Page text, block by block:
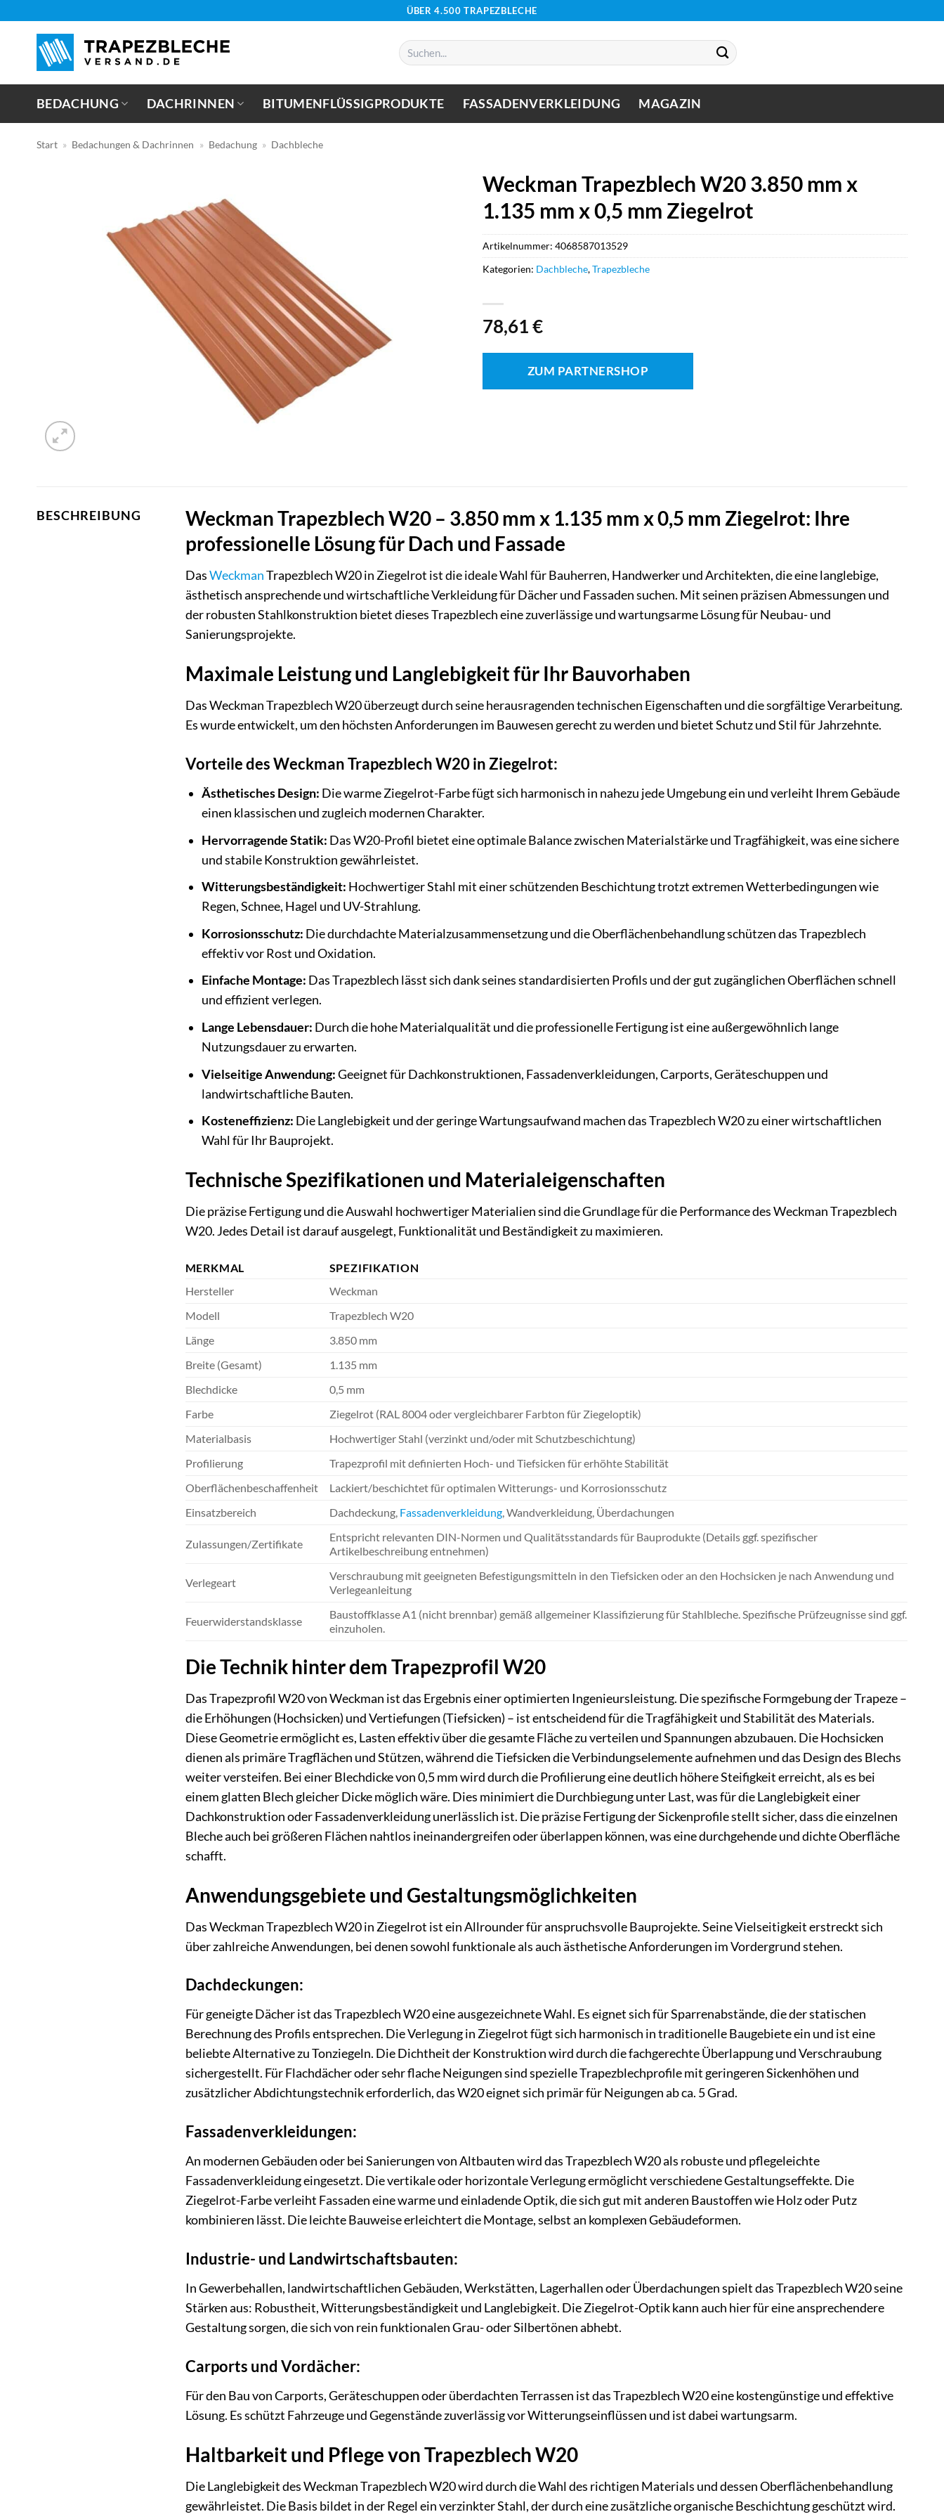
springen
ÜBER 4.500 TRAPEZBLECHE
Suchen
nach:
BEDACHUNG DACHRINNEN BITUMENFLÜSSIGPRODUKTE FASSADENVERKLEIDUNG MAGAZIN
Start » Bedachungen & Dachrinnen » Bedachung » Dachbleche
Weckman Trapezblech W20 3.850 mm x
1.135 mm x 0,5 mm Ziegelrot
78,61€
ZUM PARTNERSHOP
Artikelnummer: 4068587013529
Kategorien: Dachbleche,Trapezbleche
BESCHREIBUNG
Weckman Trapezblech W20 – 3.850 mm x 1.135 mm x 0,5 mm Ziegelrot: Ihre
professionelle Lösung für Dach und Fassade
DasWeckmanTrapezblech W20 in Ziegelrot ist die ideale Wahl für Bauherren, Handwerker und Architekten, die eine langlebige,
ästhetisch ansprechende und wirtschaftliche Verkleidung für Dächer und Fassaden suchen. Mit seinen präzisen Abmessungen und
der robusten Stahlkonstruktion bietet dieses Trapezblech eine zuverlässige und wartungsarme Lösung für Neubau- und
Sanierungsprojekte.
Maximale Leistung und Langlebigkeit für Ihr Bauvorhaben
Das Weckman Trapezblech W20 überzeugt durch seine herausragenden technischen Eigenschaften und die sorgfältige Verarbeitung.
Es wurde entwickelt, um den höchsten Anforderungen im Bauwesen gerecht zu werden und bietet Schutz und Stil für Jahrzehnte.
Vorteile des Weckman Trapezblech W20 in Ziegelrot:
Ästhetisches Design: Die warme Ziegelrot-Farbe fügt sich harmonisch in nahezu jede Umgebung ein und verleiht Ihrem Gebäude
einen klassischen und zugleich modernen Charakter.
Hervorragende Statik: Das W20-Profil bietet eine optimale Balance zwischen Materialstärke und Tragfähigkeit, was eine sichere
und stabile Konstruktion gewährleistet.
Witterungsbeständigkeit: Hochwertiger Stahl mit einer schützenden Beschichtung trotzt extremen Wetterbedingungen wie
Regen, Schnee, Hagel und UV-Strahlung.
Korrosionsschutz: Die durchdachte Materialzusammensetzung und die Oberflächenbehandlung schützen das Trapezblech
effektiv vor Rost und Oxidation.
Einfache Montage: Das Trapezblech lässt sich dank seines standardisierten Profils und der gut zugänglichen Oberflächen schnell
und effizient verlegen.
Lange Lebensdauer: Durch die hohe Materialqualität und die professionelle Fertigung ist eine außergewöhnlich lange
Nutzungsdauer zu erwarten.
Vielseitige Anwendung:Geeignet für Dachkonstruktionen, Fassadenverkleidungen, Carports, Geräteschuppen und
landwirtschaftliche Bauten.
Kosteneffizienz: Die Langlebigkeit und der geringe Wartungsaufwand machen das Trapezblech W20 zu einer wirtschaftlichen
Wahl für Ihr Bauprojekt.
Technische Spezifikationen und Materialeigenschaften
Die präzise Fertigung und die Auswahl hochwertiger Materialien sind die Grundlage für die Performance des Weckman Trapezblech
W20. Jedes Detail ist darauf ausgelegt, Funktionalität und Beständigkeit zu maximieren.
MERKMAL
SPEZIFIKATION
Hersteller
Weckman
Modell
Trapezblech W20
Länge
3.850 mm
Breite (Gesamt)
1.135 mm
Blechdicke
0,5 mm
Farbe
Ziegelrot (RAL 8004 oder vergleichbarer Farbton für Ziegeloptik)
Materialbasis
Hochwertiger Stahl (verzinkt und/oder mit Schutzbeschichtung)
Profilierung
Trapezprofil mit definierten Hoch- und Tiefsicken für erhöhte Stabilität
Oberflächenbeschaffenheit
Lackiert/beschichtet für optimalen Witterungs- und Korrosionsschutz
Einsatzbereich
Dachdeckung, Fassadenverkleidung, Wandverkleidung, Überdachungen
Zulassungen/Zertifikate
Entspricht relevanten DIN-Normen und Qualitätsstandards für Bauprodukte (Details ggf. spezifischer
Artikelbeschreibung entnehmen)
Verlegeart
Verschraubung mit geeigneten Befestigungsmitteln in den Tiefsicken oder an den Hochsicken je nach Anwendung und
Verlegeanleitung
Feuerwiderstandsklasse
Baustoffklasse A1 (nicht brennbar) gemäß allgemeiner Klassifizierung für Stahlbleche. Spezifische Prüfzeugnisse sind ggf.
einzuholen.
Die Technik hinter dem Trapezprofil W20
Das Trapezprofil W20 von Weckman ist das Ergebnis einer optimierten Ingenieursleistung. Die spezifische Formgebung der Trapeze –
die Erhöhungen (Hochsicken) und Vertiefungen (Tiefsicken) – ist entscheidend für die Tragfähigkeit und Stabilität des Materials.
Diese Geometrie ermöglicht es, Lasten effektiv über die gesamte Fläche zu verteilen und Spannungen abzubauen. Die Hochsicken
dienen als primäre Tragflächen und Stützen, während die Tiefsicken die Verbindungselemente aufnehmen und das Design des Blechs
weiter versteifen. Bei einer Blechdicke von 0,5 mm wird durch die Profilierung eine deutlich höhere Steifigkeit erreicht, als es bei
einem glatten Blech gleicher Dicke möglich wäre. Dies minimiert die Durchbiegung unter Last, was für die Langlebigkeit einer
Dachkonstruktion oder Fassadenverkleidung unerlässlich ist. Die präzise Fertigung der Sickenprofile stellt sicher, dass die einzelnen
Bleche auch bei größeren Flächen nahtlos ineinandergreifen oder überlappen können, was eine durchgehende und dichte Oberfläche
schafft.
Anwendungsgebiete und Gestaltungsmöglichkeiten
Das Weckman Trapezblech W20 in Ziegelrot ist ein Allrounder für anspruchsvolle Bauprojekte. Seine Vielseitigkeit erstreckt sich
über zahlreiche Anwendungen, bei denen sowohl funktionale als auch ästhetische Anforderungen im Vordergrund stehen.
Dachdeckungen:
Für geneigte Dächer ist das Trapezblech W20 eine ausgezeichnete Wahl. Es eignet sich für Sparrenabstände, die der statischen
Berechnung des Profils entsprechen. Die Verlegung in Ziegelrot fügt sich harmonisch in traditionelle Baugebiete ein und ist eine
beliebte Alternative zu Tonziegeln. Die Dichtheit der Konstruktion wird durch die fachgerechte Überlappung und Verschraubung
sichergestellt. Für Flachdächer oder sehr flache Neigungen sind spezielle Trapezblechprofile mit geringeren Sickenhöhen und
zusätzlicher Abdichtungstechnik erforderlich, das W20 eignet sich primär für Neigungen ab ca. 5 Grad.
Fassadenverkleidungen:
An modernen Gebäuden oder bei Sanierungen von Altbauten wird das Trapezblech W20 als robuste und pflegeleichte
Fassadenverkleidung eingesetzt. Die vertikale oder horizontale Verlegung ermöglicht verschiedene Gestaltungseffekte. Die
Ziegelrot-Farbe verleiht Fassaden eine warme und einladende Optik, die sich gut mit anderen Baustoffen wie Holz oder Putz
kombinieren lässt. Die leichte Bauweise erleichtert die Montage, selbst an komplexen Gebäudeformen.
Industrie- und Landwirtschaftsbauten:
In Gewerbehallen, landwirtschaftlichen Gebäuden, Werkstätten, Lagerhallen oder Überdachungen spielt das Trapezblech W20 seine
Stärken aus: Robustheit, Witterungsbeständigkeit und Langlebigkeit. Die Ziegelrot-Optik kann auch hier für eine ansprechendere
Gestaltung sorgen, die sich von rein funktionalen Grau- oder Silbertönen abhebt.
Carports und Vordächer:
Für den Bau von Carports, Geräteschuppen oder überdachten Terrassen ist das Trapezblech W20 eine kostengünstige und effektive
Lösung. Es schützt Fahrzeuge und Gegenstände zuverlässig vor Witterungseinflüssen und ist dabei wartungsarm.
Haltbarkeit und Pflege von Trapezblech W20
Die Langlebigkeit des Weckman Trapezblech W20 wird durch die Wahl des richtigen Materials und dessen Oberflächenbehandlung
gewährleistet. Die Basis bildet in der Regel ein verzinkter Stahl, der durch eine zusätzliche organische Beschichtung geschützt wird.